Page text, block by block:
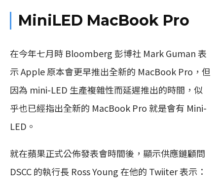
MiniLED MacBook Pro
在今年七月時 Bloomberg 彭博社 Mark Guman 表
示 Apple 原本會更早推出全新的 MacBook Pro，但
因為 mini-LED 生產複雜性而延遲推出的時間，似
乎也已經指出全新的 MacBook Pro 就是會有 Mini-
LED。
就在蘋果正式公佈發表會時間後，顯示供應鏈顧問
DSCC 的執行長 Ross Young 在他的 Twiiter 表示：